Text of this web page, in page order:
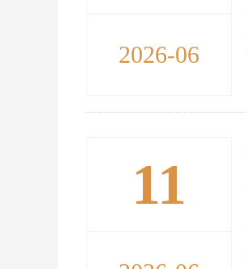
2026-06
11